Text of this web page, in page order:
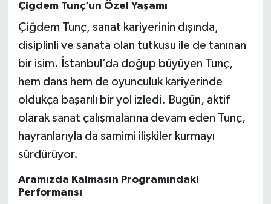
Çiğdem Tunç’un Özel Yaşamı
Çiğdem Tunç, sanat kariyerinin dışında,
disiplinli ve sanata olan tutkusu ile de tanınan
bir isim. İstanbul’da doğup büyüyen Tunç,
hem dans hem de oyunculuk kariyerinde
oldukça başarılı bir yol izledi. Bugün, aktif
olarak sanat çalışmalarına devam eden Tunç,
hayranlarıyla da samimi ilişkiler kurmayı
sürdürüyor.
Aramızda Kalmasın Programındaki
Performansı